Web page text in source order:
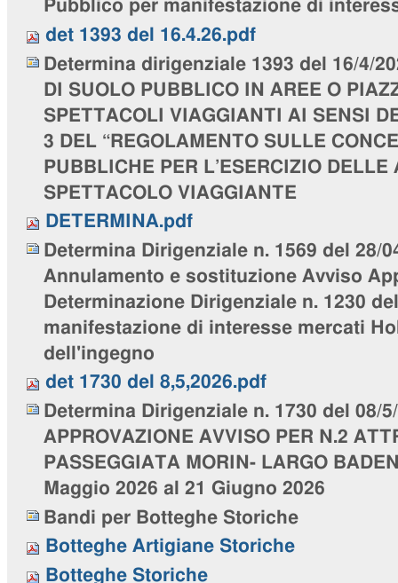
Pubblico per manifestazione di
det 1393 del 16.4.26.pdf
Determina dirigenziale 1393 del 16/4/
DI SUOLO PUBBLICO IN AREE O
SPETTACOLI VIAGGIANTI AI SENSI
3 DEL “REGOLAMENTO SULLE
PUBBLICHE PER L’ESERCIZIO DELLE
SPETTACOLO VIAGGIANTE
DETERMINA.pdf
Determina Dirigenziale n. 1569 del 28/
Annulamento e sostituzione Avviso
Determinazione Dirigenziale n. 1230
manifestazione di interesse mercati
dell'ingegno
det 1730 del 8,5,2026.pdf
Determina Dirigenziale n. 1730 del 08/
APPROVAZIONE AVVISO PER N.2
PASSEGGIATA MORIN- LARGO
Maggio 2026 al 21 Giugno 2026
Bandi per Botteghe Storiche
Botteghe Artigiane Storiche
Botteghe Storiche